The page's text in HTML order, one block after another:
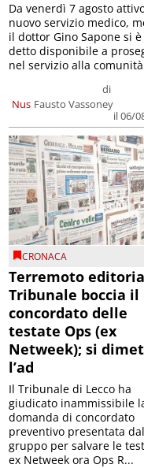
Nus
di
Fausto Vassoney
il 06/
Da venerdì 7 agosto
nuovo servizio medico,
il dottor Gino Sapone si è
detto disponibile a
nel servizio alla comunità
CRONACA
Terremoto
Tribunale boccia il
concordato delle
testate Ops (ex
Netweek); si
l’ad
Il Tribunale di Lecco ha
giudicato inammissibile
domanda di concordato
preventivo presentata dal
gruppo per salvare le
ex Netweek ora Ops R...